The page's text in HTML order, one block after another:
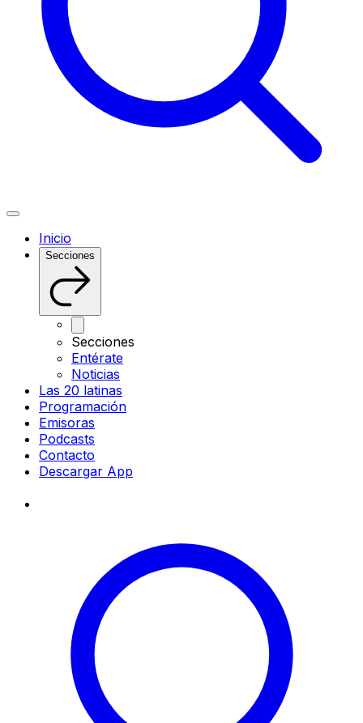
Inicio
Secciones
Secciones
Entérate
Noticias
Las 20 latinas
Programación
Emisoras
Podcasts
Contacto
Descargar App